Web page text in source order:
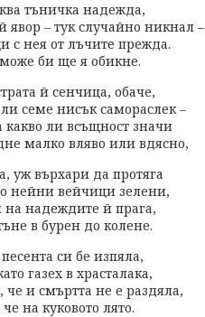
тъничка надежда,
явор – тук случайно никнал –
с нея от лъчите прежда.
би ще я обикне.
й сенчица, обаче,
семе нисък самораслек –
какво ли всъщност значи
малко вляво или вдясно,
уж върхари да протяга
нейни вейчици зелени,
на надеждите й прага,
в бурен до колене.
си бе изпяла,
газех в храсталака,
че и смъртта не е раздяла,
на куковото лято.